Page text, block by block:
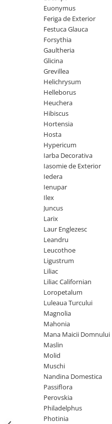
Seminte de Ierburi
Seminte de Legume/Fructe
Euonymus
Feriga de Exterior
Festuca Glauca
Forsythia
Gaultheria
Glicina
Grevillea
Helichrysum
Helleborus
Heuchera
Hibiscus
Hortensia
Hosta
Hypericum
Iarba Decorativa
Iasomie de Exterior
Iedera
Ienupar
Ilex
Juncus
Larix
Laur Englezesc
Leandru
Leucothoe
Ligustrum
Liliac
Liliac Californian
Loropetalum
Luleaua Turcului
Magnolia
Mahonia
Mana Maicii Domnului
Maslin
Molid
Muschi
Nandina Domestica
Passiflora
Perovskia
Philadelphus
Photinia